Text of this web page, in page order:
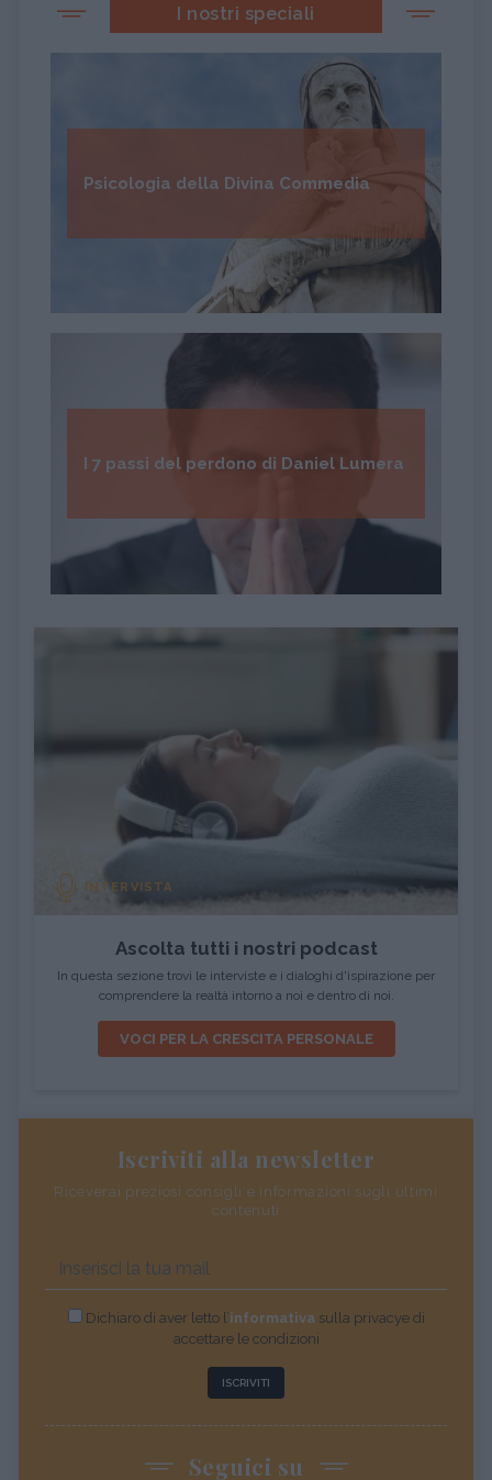
I nostri speciali
Psicologia della Divina Commedia
I 7 passi del perdono di Daniel Lumera
INTERVISTA
Ascolta tutti i nostri podcast
In questa sezione trovi le interviste e i dialoghi d'ispirazione per
comprendere la realtà intorno a noi e dentro di noi.
VOCI PER LA CRESCITA PERSONALE
Iscriviti alla newsletter
Riceverai preziosi consigli e informazioni sugli ultimi
contenuti
Dichiaro di aver letto l’informativasulla privacye di
accettare le condizioni
ISCRIVITI
Seguici su